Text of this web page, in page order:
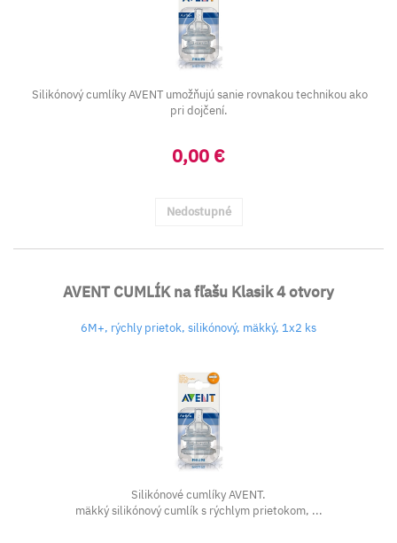
Silikónový cumlíky AVENT umožňujú sanie rovnakou technikou ako
pri dojčení.
0,00 €
Nedostupné
AVENT CUMLÍK na fľašu Klasik 4 otvory
6M+, rýchly prietok, silikónový, mäkký, 1x2 ks
Silikónové cumlíky AVENT.
mäkký silikónový cumlík s rýchlym prietokom, ...